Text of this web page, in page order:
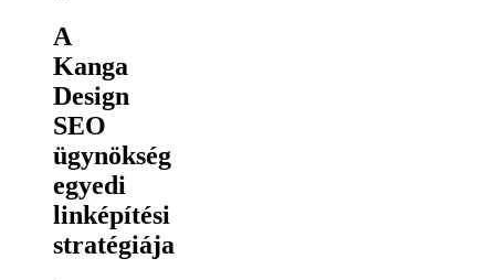
A
Kanga
Design
SEO
ügynökség
egyedi
linképítési
stratégiája